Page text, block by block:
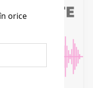
orice